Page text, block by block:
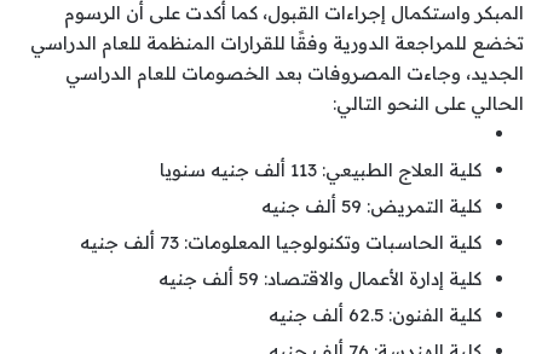
المبكر واستكمال إجراءات القبول، كما أكدت على أن الرسوم
تخضع للمراجعة الدورية وفقًا للقرارات المنظمة للعام الدراسي
الجديد، وجاءت المصروفات بعد الخصومات للعام الدراسي
الحالي على النحو التالي:
كلية العلاج الطبيعي: 113 ألف جنيه سنويا
كلية التمريض: 59 ألف جنيه
كلية الحاسبات وتكنولوجيا المعلومات: 73 ألف جنيه
كلية إدارة الأعمال والاقتصاد: 59 ألف جنيه
كلية الفنون: 62.5 ألف جنيه